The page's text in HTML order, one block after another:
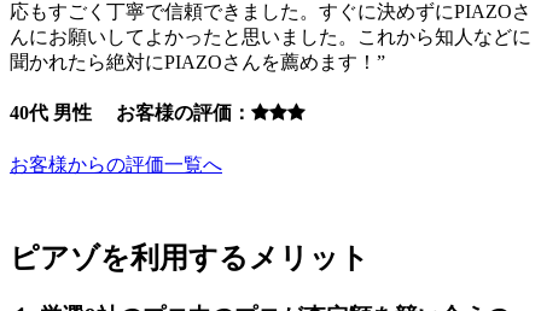
応もすごく丁寧で信頼できました。すぐに決めずにPIAZOさ
んにお願いしてよかったと思いました。これから知人などに
聞かれたら絶対にPIAZOさんを薦めます！”
40代 男性 お客様の評価：
お客様からの評価一覧へ
ピアゾを利用するメリット